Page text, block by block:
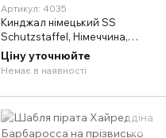
Артикул: 4035
Кинджал німецький SS
Schutzstaffel, Німеччина,
1933 р. (макет
масогабаритний)
Ціну уточнюйте
Немає в наявності